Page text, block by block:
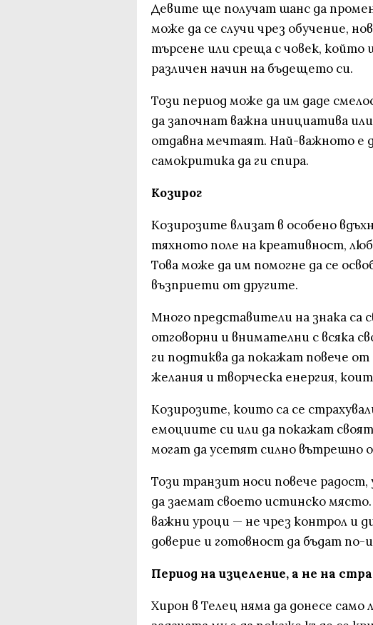
Девите ще получат шанс да
може да се случи чрез обучение,
търсене или среща с човек, който
различен начин на бъдещето си.
Този период може да им даде
да започнат важна инициатива
отдавна мечтаят. Най-важното е
самокритика да ги спира.
Козирог
Козирозите влизат в особено
тяхното поле на креативност,
Това може да им помогне да се
възприети от другите.
Много представители на знака са
отговорни и внимателни с всяка
ги подтиква да покажат повече
желания и творческа енергия,
Козирозите, които са се
емоциите си или да покажат
могат да усетят силно вътрешно
Този транзит носи повече
да заемат своето истинско
важни уроци — не чрез контрол и
доверие и готовност да бъдат по-
Период на изцеление, а не на
Хирон в Телец няма да донесе